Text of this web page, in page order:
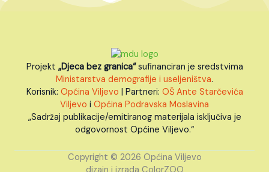
Projekt „Djeca bez granica“sufinanciran je sredstvima
Ministarstva demografije i useljeništva.
Korisnik: Općina Viljevo | Partneri: OŠ Ante Starčevića
Viljevo i Općina Podravska Moslavina
„Sadržaj publikacije/emitiranog materijala isključiva je
odgovornost Općine Viljevo.“
Copyright © 2026 Općina Viljevo